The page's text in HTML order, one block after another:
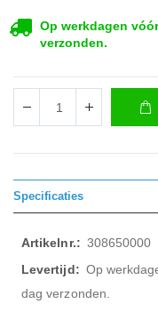
Op werkdagen
verzonden.
Specificaties
Meer
informatie
308650000
Op
dag verzonden.